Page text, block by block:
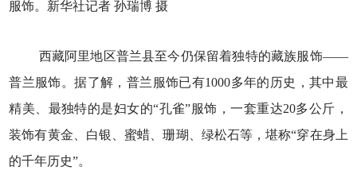
服饰。新华社记者 孙瑞博 摄
西藏阿里地区普兰县至今仍保留着独特的藏族服饰——
普兰服饰。据了解，普兰服饰已有1000多年的历史，其中最
精美、最独特的是妇女的“孔雀”服饰，一套重达20多公斤，
装饰有黄金、白银、蜜蜡、珊瑚、绿松石等，堪称“穿在身上
的千年历史”。